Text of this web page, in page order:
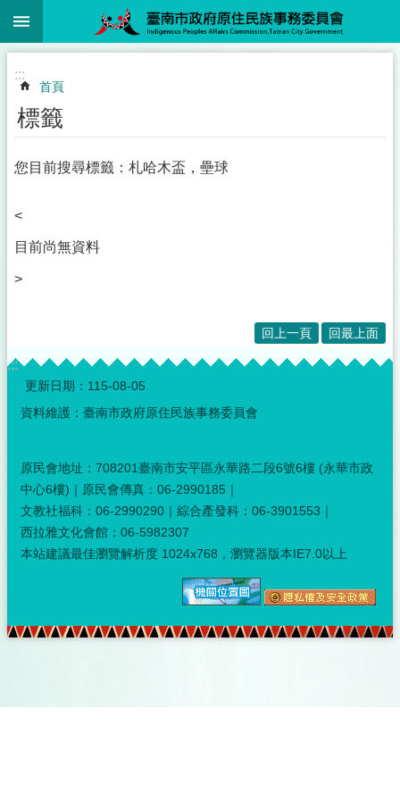
跳到主要內容區塊
:::
首頁
標籤
您目前搜尋標籤：札哈木盃，壘球
<
目前尚無資料
>
回上一頁 回最上面
:::
更新日期： 115-08-05
資料維護：臺南市政府原住民族事務委員會
原民會地址：708201臺南市安平區永華路二段6號6樓 (永華市政
中心6樓)｜原民會傳真：06-2990185｜
文教社福科：06-2990290｜綜合產發科：06-3901553｜
西拉雅文化會館：06-5982307
本站建議最佳瀏覽解析度 1024x768，瀏覽器版本IE7.0以上